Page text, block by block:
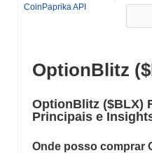
CoinPaprika API
OptionBlitz
OptionBlitz ($BLX)
Principais e
Onde posso comprar